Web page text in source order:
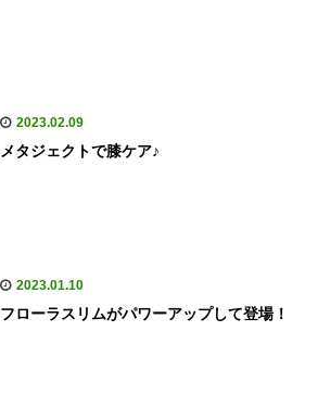
2023.02.09
メタジェクトで膝ケア♪
2023.01.10
フローラスリムがパワーアップして登場！